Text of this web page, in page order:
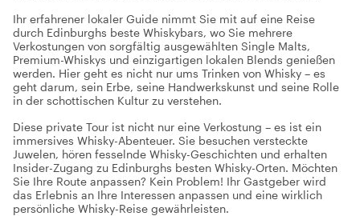
Ihr erfahrener lokaler Guide nimmt Sie mit auf eine Reise
durch Edinburghs beste Whiskybars, wo Sie mehrere
Verkostungen von sorgfältig ausgewählten Single Malts,
Premium-Whiskys und einzigartigen lokalen Blends genießen
werden. Hier geht es nicht nur ums Trinken von Whisky – es
geht darum, sein Erbe, seine Handwerkskunst und seine Rolle
in der schottischen Kultur zu verstehen.
Diese private Tour ist nicht nur eine Verkostung – es ist ein
immersives Whisky-Abenteuer. Sie besuchen versteckte
Juwelen, hören fesselnde Whisky-Geschichten und erhalten
Insider-Zugang zu Edinburghs besten Whisky-Orten. Möchten
Sie Ihre Route anpassen? Kein Problem! Ihr Gastgeber wird
das Erlebnis an Ihre Interessen anpassen und eine wirklich
persönliche Whisky-Reise gewährleisten.